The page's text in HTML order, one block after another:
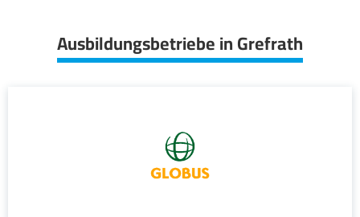
Ausbildungsbetriebe in Grefrath